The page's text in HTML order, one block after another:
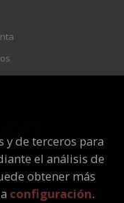
y de terceros para
el análisis de
obtener más
configuración.